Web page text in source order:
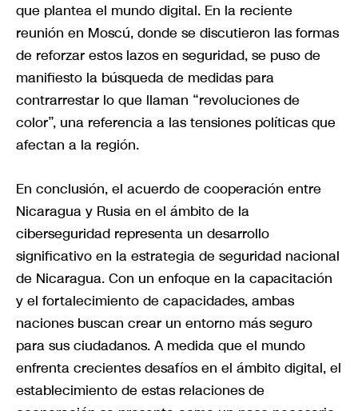
que plantea el mundo digital. En la reciente
reunión en Moscú, donde se discutieron las formas
de reforzar estos lazos en seguridad, se puso de
manifiesto la búsqueda de medidas para
contrarrestar lo que llaman “revoluciones de
color”, una referencia a las tensiones políticas que
afectan a la región.
En conclusión, el acuerdo de cooperación entre
Nicaragua y Rusia en el ámbito de la
ciberseguridad representa un desarrollo
significativo en la estrategia de seguridad nacional
de Nicaragua. Con un enfoque en la capacitación
y el fortalecimiento de capacidades, ambas
naciones buscan crear un entorno más seguro
para sus ciudadanos. A medida que el mundo
enfrenta crecientes desafíos en el ámbito digital, el
establecimiento de estas relaciones de